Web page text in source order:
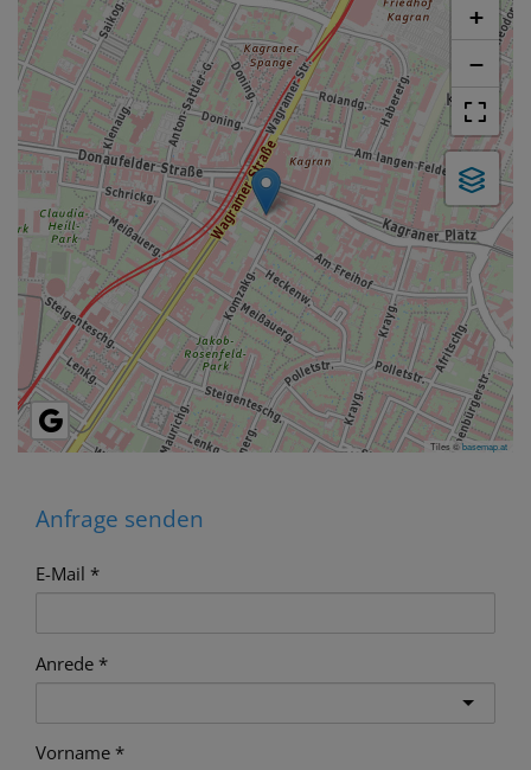
+
−
Tiles ©basemap.at
Anfrage senden
E-Mail
Anrede
Vorname